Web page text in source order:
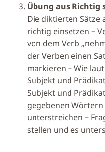
Übung aus Richtig
Die diktierten Sätze
richtig einsetzen –
von dem Verb
der Verben einen
markieren – Wie
Subjekt und
Subjekt und
gegebenen
unterstreichen –
stellen und es